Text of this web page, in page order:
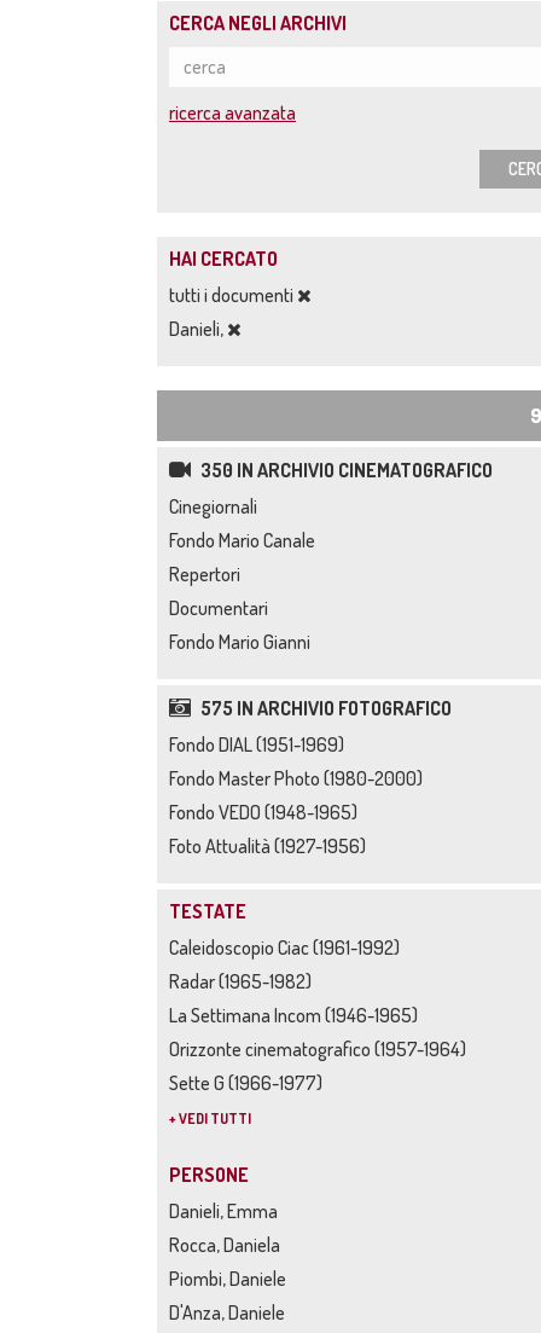
CERCA NEGLI ARCHIVI
ricerca avanzata
HAI CERCATO
tutti i documenti
Danieli,
350 IN ARCHIVIO CINEMATOGRAFICO
Cinegiornali
Fondo Mario Canale
Repertori
Documentari
Fondo Mario Gianni
575 IN ARCHIVIO FOTOGRAFICO
Fondo DIAL (1951-1969)
Fondo Master Photo (1980-2000)
Fondo VEDO (1948-1965)
Foto Attualità (1927-1956)
TESTATE
Caleidoscopio Ciac (1961-1992)
Radar (1965-1982)
La Settimana Incom (1946-1965)
Orizzonte cinematografico (1957-1964)
Sette G (1966-1977)
+ VEDI TUTTI
PERSONE
Danieli, Emma
Rocca, Daniela
Piombi, Daniele
D'Anza, Daniele